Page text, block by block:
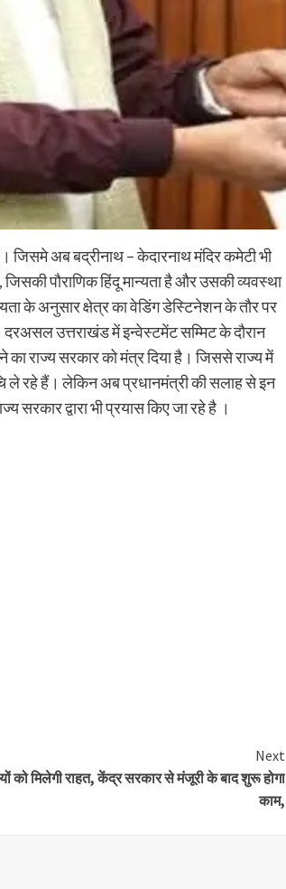
जिसमे अब बद्रीनाथ – केदारनाथ मंदिर कमेटी भी
पौराणिक हिंदू मान्यता है और उसकी व्यवस्था
के अनुसार क्षेत्र का वेडिंग डेस्टिनेशन के तौर पर
उत्तराखंड में इन्वेस्टमेंट सम्मिट के दौरान
का राज्य सरकार को मंत्र दिया है। जिससे राज्य में
ले रहे हैं। लेकिन अब प्रधानमंत्री की सलाह से इन
सरकार द्वारा भी प्रयास किए जा रहे है ।
Next
को मिलेगी राहत, केंद्र सरकार से मंजूरी के बाद शुरू होगा
काम,